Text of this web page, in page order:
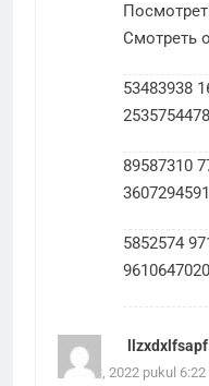
Смотреть
53483938
89587310
5852574
llzxdxlfsapf
Juni 13, 2022 pukul